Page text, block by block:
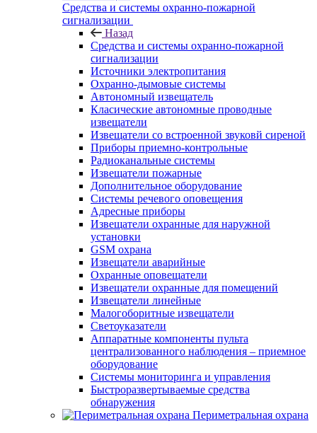
Средства и системы охранно-пожарной
сигнализации
Назад
Средства и системы охранно-пожарной
сигнализации
Источники электропитания
Охранно-дымовые системы
Автономный извещатель
Класические автономные проводные
извещатели
Извещатели со встроенной звуковй сиреной
Приборы приемно-контрольные
Радиоканальные системы
Извещатели пожарные
Дополнительное оборудование
Системы речевого оповещения
Адресные приборы
Извещатели охранные для наружной
установки
GSM охрана
Извещатели аварийные
Охранные оповещатели
Извещатели охранные для помещений
Извещатели линейные
Малогоборитные извещатели
Светоуказатели
Аппаратные компоненты пульта
централизованного наблюдения – приемное
оборудование
Системы мониторинга и управления
Быстроразвертываемые средства
обнаружения
Периметральная охрана